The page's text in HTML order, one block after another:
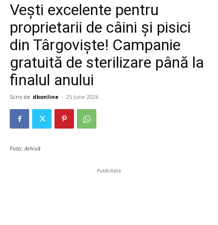
Vești excelente pentru
proprietarii de câini și pisici
din Târgoviște! Campanie
gratuită de sterilizare până la
finalul anului
Scris de dbonline - 25 June 2026
Foto: Arhivă
Publicitate